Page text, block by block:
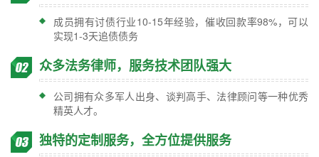
成员拥有讨债行业10-15年经验，催收回款率98%，可以
实现1-3天追债债务
众多法务律师，服务技术团队强大
公司拥有众多军人出身、谈判高手、法律顾问等一种优秀
精英人才。
独特的定制服务，全方位提供服务